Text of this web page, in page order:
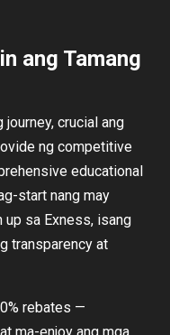
ang Tamang
crucial ang
ng competitive
educational
start nang may
up sa Exness, isang
transparency at
rebates —